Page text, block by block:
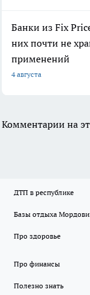
Банки из Fix
них почти не
применений
4 августа
Комментарии на
ДТП в республике
Базы отдыха
Про здоровье
Про финансы
Полезно знать